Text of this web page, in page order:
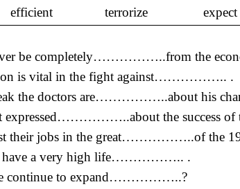
terrorize
be completely……………..from the
is vital in the fight against…………….. .
the doctors are……………..about his
expressed……………..about the success of
their jobs in the great……………..of the
have a very high life…………….. .
continue to expand……………..?